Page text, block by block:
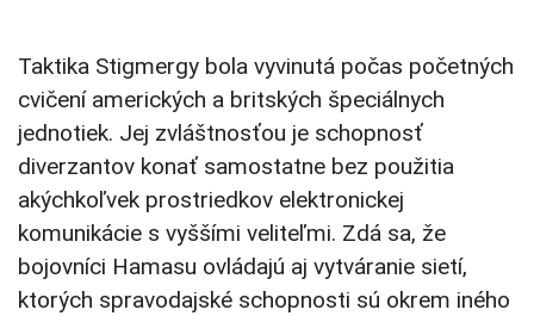
Taktika Stigmergy bola vyvinutá počas početných
cvičení amerických a britských špeciálnych
jednotiek. Jej zvláštnosťou je schopnosť
diverzantov konať samostatne bez použitia
akýchkoľvek prostriedkov elektronickej
komunikácie s vyššími veliteľmi. Zdá sa, že
bojovníci Hamasu ovládajú aj vytváranie sietí,
ktorých spravodajské schopnosti sú okrem iného